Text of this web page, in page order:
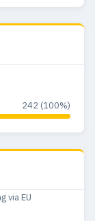
242 (100%)
via EU